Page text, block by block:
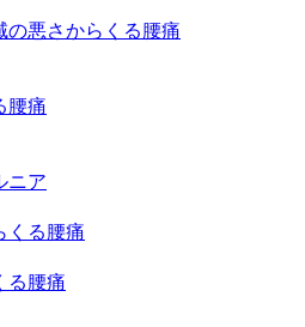
の悪さからくる腰痛
腰痛
ニア
くる腰痛
る腰痛